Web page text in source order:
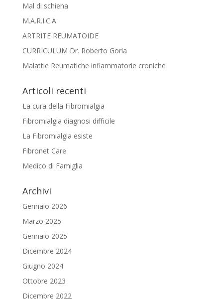
Mal di schiena
M.A.R.I.C.A.
ARTRITE REUMATOIDE
CURRICULUM Dr. Roberto Gorla
Malattie Reumatiche infiammatorie croniche
Articoli recenti
La cura della Fibromialgia
Fibromialgia diagnosi difficile
La Fibromialgia esiste
Fibronet Care
Medico di Famiglia
Archivi
Gennaio 2026
Marzo 2025
Gennaio 2025
Dicembre 2024
Giugno 2024
Ottobre 2023
Dicembre 2022